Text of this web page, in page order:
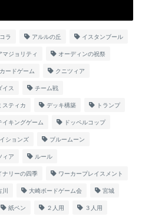
ラ アルルの丘 イスタンブール
マジョリティ オーディンの祝祭
カードゲーム クニツィア
イス チーム戦
スティカ デッキ構築 トランプ
イキングゲーム ドッペルコップ
ションズ ブルームーン
ィア ルール
ナリーの四季 ワーカープレイスメント
川 大崎ボードゲーム会 宮城
紙ペン ２人用 ３人用